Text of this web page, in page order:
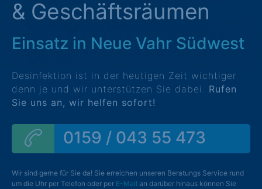
& Geschäftsräumen
Einsatz in Neue Vahr Südwest
Desinfektion ist in der heutigen Zeit wichtiger
denn je und wir unterstützen Sie dabei. Rufen
Sie uns an, wir helfen sofort!
0159 / 043 55 473
Wir sind gerne für Sie da! Sie erreichen unseren Beratungs Service rund
um die Uhr per Telefon oder per E-Mail an darüber hinaus können Sie